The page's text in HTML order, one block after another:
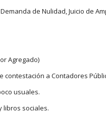
de Nulidad, Juicio de
Agregado)
contestación a Contadores
usuales.
libros sociales.